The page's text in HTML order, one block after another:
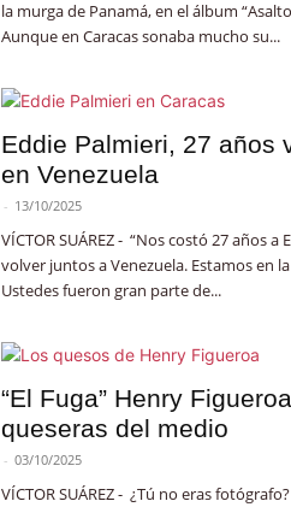
la murga de Panamá, en el álbum
Aunque en Caracas sonaba mucho su...
Eddie Palmieri, 27 años
en Venezuela
- 13/10/2025
VÍCTOR SUÁREZ - “Nos costó 27 años a
volver juntos a Venezuela. Estamos en
Ustedes fueron gran parte de...
“El Fuga” Henry
queseras del medio
- 03/10/2025
VÍCTOR SUÁREZ - ¿Tú no eras